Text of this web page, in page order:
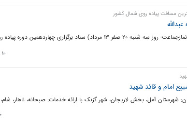
مسافت پیاده روی شمال کشور
( با برپایی بیش از ۵۰ موکب و برنامه پایانی زیارت اربعین، مداحی، سخنرانی و نمازجماعت- روز سه شنبه ۲۰ صفر ۱۳ مرداد) ستاد برگزاری چهاردهمین
10 مرداد 1405
امام و قائد شهید
راهی بخش لاریجان زمان: شنبه 13 تیر الی سه شنبه 16 تیر مکان: شهرستان آمل، بخش لاریجان، شهر گزنک با ارائه خدمات: صبحانه، ناهار،